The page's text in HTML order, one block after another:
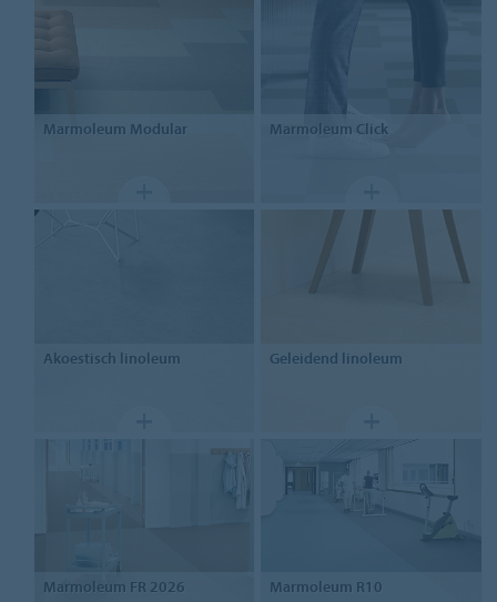
Marmoleum Modular Marmoleum Click
Akoestisch linoleum Geleidend linoleum
Marmoleum FR 2026 Marmoleum R10